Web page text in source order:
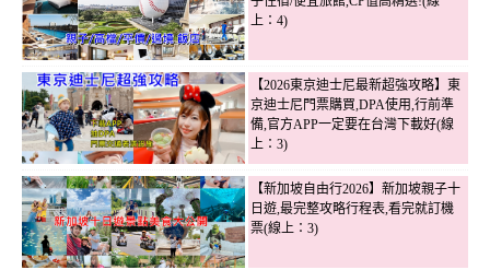
上：4)
【2026東京迪士尼最新超強攻略】東
京迪士尼門票購買,DPA使用,行前準
備,官方APP一定要在台灣下載好(線
上：3)
【新加坡自由行2026】新加坡親子十
日遊,最完整攻略行程表,看完就訂機
票(線上：3)